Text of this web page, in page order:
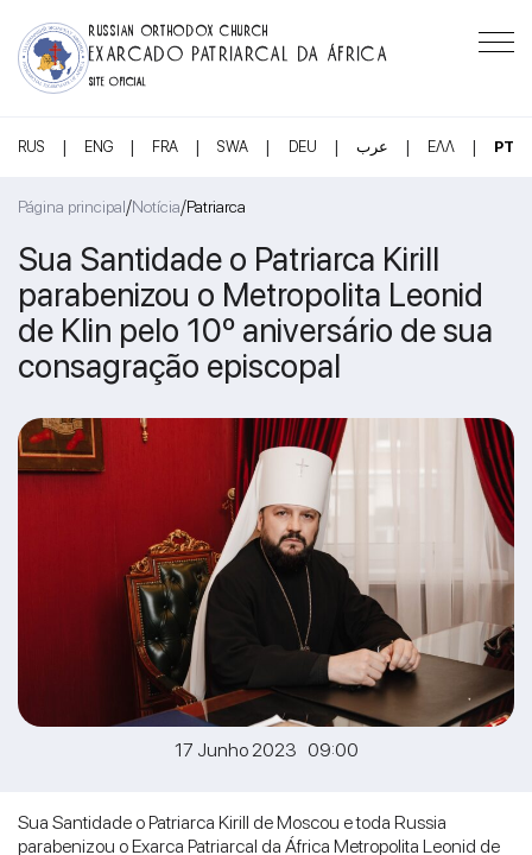
RUSSIAN ORTHODOX CHURCH
EXARCADO PATRIARCAL DA ÁFRICA
SITE OFICIAL
RUS | ENG | FRA | SWA | DEU | عرب | ΕΛΛ | PT
Página principal/Notícia/Patriarca
Sua Santidade o Patriarca Kirill
parabenizou o Metropolita Leonid
de Klin pelo 10º aniversário de sua
consagração episcopal
17 Junho 2023 09:00
Sua Santidade o Patriarca Kirill de Moscou e toda Russia
parabenizou o Exarca Patriarcal da África Metropolita Leonid de